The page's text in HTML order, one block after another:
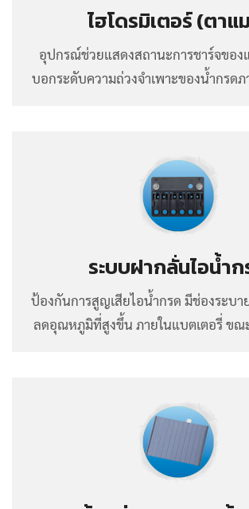
ไฮโดรมิเตอร์ (ตาแ
อุปกรณ์ช่วยแสดงสถานะการชาร์จของ
บอกระดับความถ่วงจำเพาะของน้ำกรดภ
ระบบฝากลั่นไอน้ำ
ป้องกันการสูญเสียไอน้ำกรด มีช่องระบา
ลดอุณหภูมิที่สูงขึ้น ภายในแบตเตอรี่ ขณ